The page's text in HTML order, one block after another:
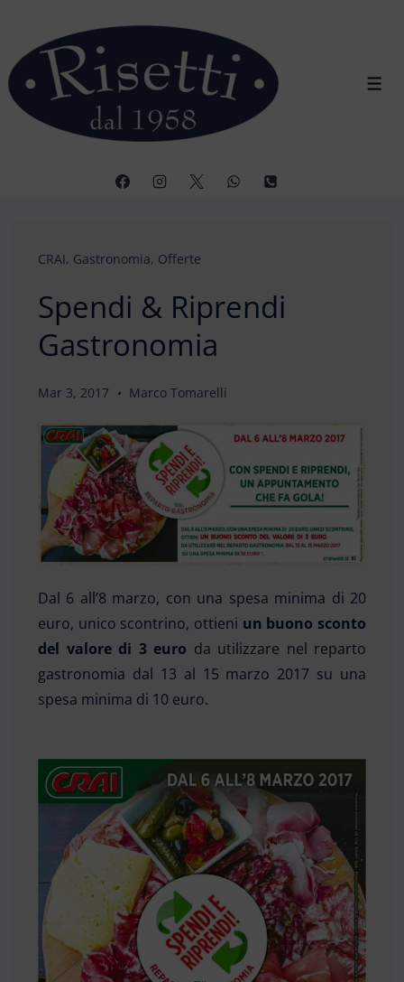
contenuto
principale
CRAI, Gastronomia, Offerte
Spendi & Riprendi
Gastronomia
Mar 3, 2017 Marco Tomarelli
Dal 6 all’8 marzo, con una spesa minima di 20
euro, unico scontrino, ottieni un buono sconto
del valore di 3 euro da utilizzare nel reparto
gastronomia dal 13 al 15 marzo 2017 su una
spesa minima di 10 euro.